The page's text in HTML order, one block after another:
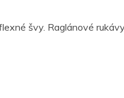
švy. Raglánové